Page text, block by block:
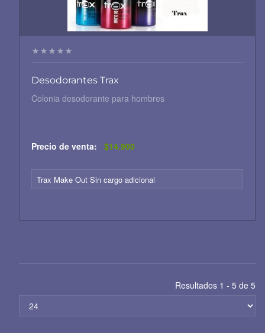
Desodorantes Trax
Colonia desodorante para hombres
Precio de venta: $14.900
Trax Make Out Sin cargo adicional
Resultados 1 - 5 de 5